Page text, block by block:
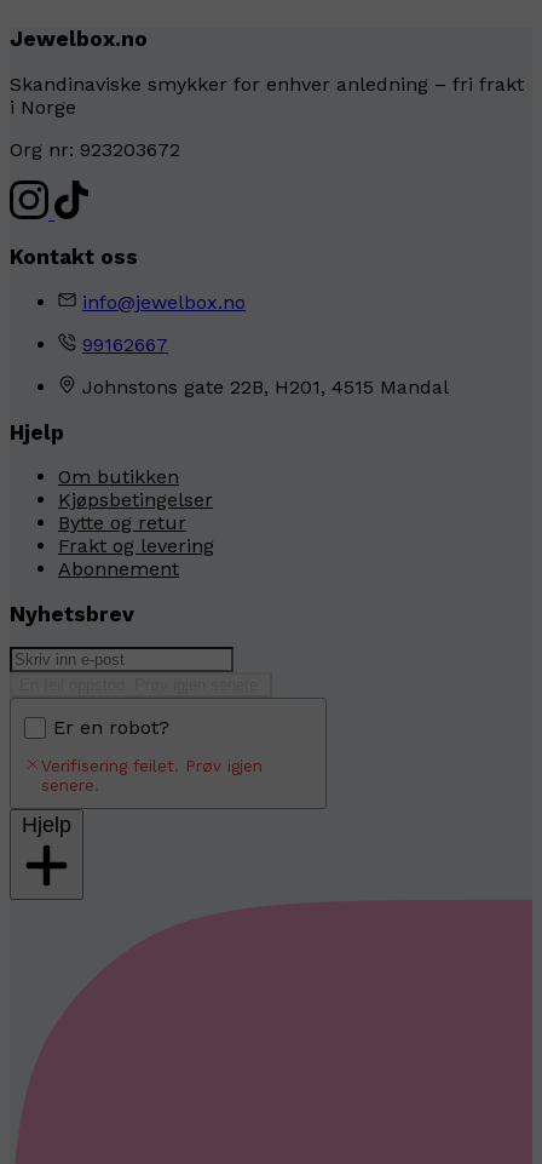
Jewelbox.no
Skandinaviske smykker for enhver anledning – fri frakt
i Norge
Org nr: 923203672
Kontakt oss
info@jewelbox.no
99162667
Johnstons gate 22B, H201, 4515 Mandal
Hjelp
Om butikken
Kjøpsbetingelser
Bytte og retur
Frakt og levering
Abonnement
Nyhetsbrev
Er en robot?
Verifisering feilet. Prøv igjen
senere.
Hjelp